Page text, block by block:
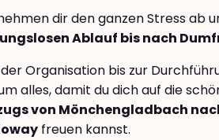
dir den ganzen Stress ab
Ablauf bis nach
Organisation bis zur
alles, damit du dich auf die
von Mönchengladbach
freuen kannst.